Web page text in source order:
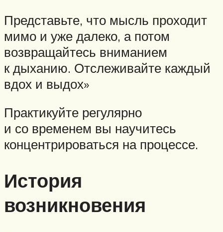
Представьте, что мысль проходит
мимо и уже далеко, а потом
возвращайтесь вниманием
к дыханию. Отслеживайте каждый
вдох и выдох»
Практикуйте регулярно
и со временем вы научитесь
концентрироваться на процессе.
История
возникновения